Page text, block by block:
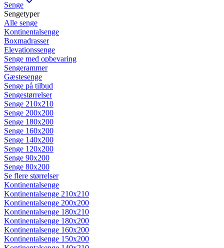
Senge
Sengetyper
Alle senge
Kontinentalsenge
Boxmadrasser
Elevationssenge
Senge med opbevaring
Sengerammer
Gæstesenge
Senge på tilbud
Sengestørrelser
Senge 210x210
Senge 200x200
Senge 180x200
Senge 160x200
Senge 140x200
Senge 120x200
Senge 90x200
Senge 80x200
Se flere størrelser
Kontinentalsenge
Kontinentalsenge 210x210
Kontinentalsenge 200x200
Kontinentalsenge 180x210
Kontinentalsenge 180x200
Kontinentalsenge 160x200
Kontinentalsenge 150x200